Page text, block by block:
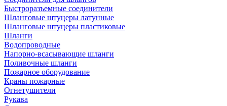
Быстроразъемные соединители
Шланговые штуцеры латунные
Шланговые штуцеры пластиковые
Шланги
Водопроводные
Напорно-всасывающие шланги
Поливочные шланги
Пожарное оборудование
Краны пожарные
Огнетушители
Рукава